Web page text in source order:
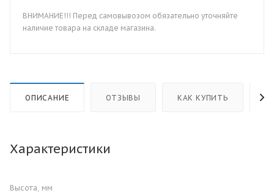
ВНИМАНИЕ!!! Перед самовывозом обязательно уточняйте
наличие товара на складе магазина.
ОПИСАНИЕ ОТЗЫВЫ КАК КУПИТЬ
Характеристики
Высота, мм